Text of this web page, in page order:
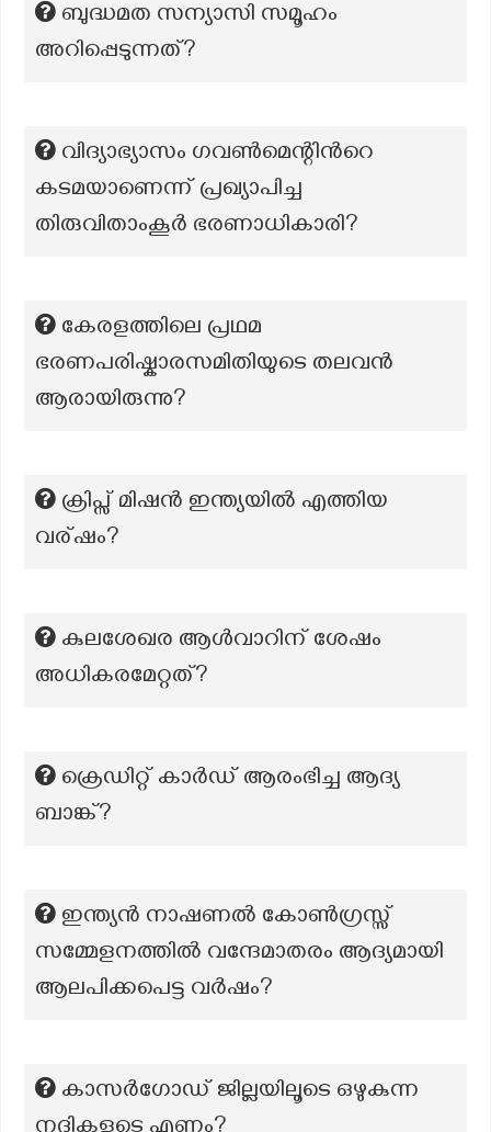
ബുദ്ധമത സന്യാസി സമൂഹം
അറിപ്പെടുന്നത്?
വിദ്യാഭ്യാസം ഗവൺമെന്റിന്‍റെ
കടമയാണെന്ന് പ്രഖ്യാപിച്ച
തിരുവിതാംകൂർ ഭരണാധികാരി?
കേരളത്തിലെ പ്രഥമ
ഭരണപരിഷ്കാരസമിതിയുടെ തലവൻ
ആരായിരുന്നു?
ക്രിപ്സ് മിഷന്‍ ഇന്ത്യയില്‍ എത്തിയ
വര്ഷം?
കുലശേഖര ആൾവാറിന് ശേഷം
അധികരമേറ്റത്?
ക്രെഡിറ്റ് കാർഡ് ആരംഭിച്ച ആദ്യ
ബാങ്ക്?
ഇന്ത്യൻ നാഷണൽ കോൺഗ്രസ്സ്
സമ്മേളനത്തിൽ വന്ദേമാതരം ആദ്യമായി
ആലപിക്കപെട്ട വർഷം?
കാസര്‍ഗോഡ് ജില്ലയിലൂടെ ഒഴുകുന്ന